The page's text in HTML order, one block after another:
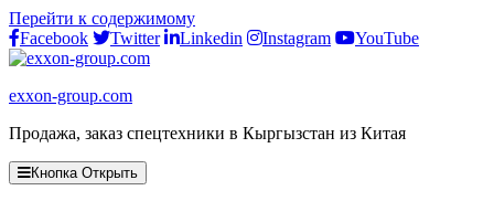
Перейти к содержимому
Facebook
Twitter Linkedin Instagram YouTube
exxon-group.com
Продажа, заказ спецтехники в Кыргызстан из Китая
Кнопка Открыть